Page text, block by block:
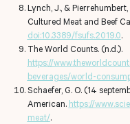
Lynch, J., &
Cultured Meat and Beef
doi:10.3389/fsufs.2019.0.
The World Counts. (n.d.).
https://
beverages/world-
Schaefer, G. O. (14
American. https://
meat/.